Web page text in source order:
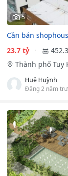
5
Cần bán
23.7 tỷ
Thành phố Tuy
Huệ Huỳnh
Đăng 2 năm